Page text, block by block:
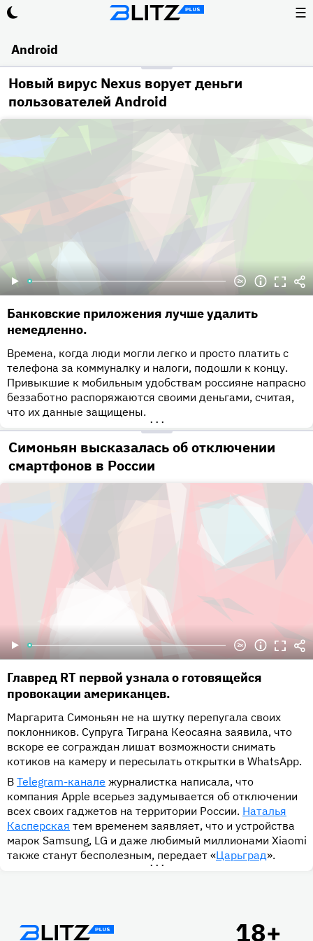
☰
Android
Новый вирус Nexus ворует деньги
пользователей Android
Банковские приложения лучше удалить
немедленно.
Времена, когда люди могли легко и просто платить с
телефона за коммуналку и налоги, подошли к концу.
Привыкшие к мобильным удобствам россияне напрасно
беззаботно распоряжаются своими деньгами, считая,
что их данные защищены.
•••
Симоньян высказалась об отключении
смартфонов в России
Главред RT первой узнала о готовящейся
провокации американцев.
Маргарита Симоньян не на шутку перепугала своих
поклонников. Супруга Тиграна Кеосаяна заявила, что
вскоре ее сограждан лишат возможности снимать
котиков на камеру и пересылать открытки в WhatsApp.
В Telegram-канале журналистка написала, что
компания Apple всерьез задумывается об отключении
всех своих гаджетов на территории России. Наталья
Касперская тем временем заявляет, что и устройства
марок Samsung, LG и даже любимый миллионами Xiaomi
также станут бесполезным, передает «Царьград».
•••